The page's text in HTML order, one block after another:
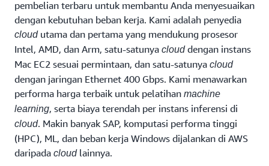
pembelian terbaru untuk membantu Anda menyesuaikan
dengan kebutuhan beban kerja. Kami adalah penyedia
cloudutama dan pertama yang mendukung prosesor
Intel, AMD, dan Arm, satu-satunya clouddengan instans
Mac EC2 sesuai permintaan, dan satu-satunya cloud
dengan jaringan Ethernet 400 Gbps. Kami menawarkan
performa harga terbaik untuk pelatihan machine
learning, serta biaya terendah per instans inferensi di
cloud. Makin banyak SAP, komputasi performa tinggi
(HPC), ML, dan beban kerja Windows dijalankan di AWS
daripada cloudlainnya.